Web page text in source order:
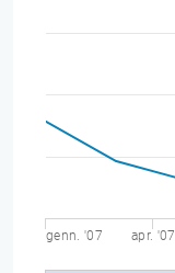
genn. '07 apr. '07